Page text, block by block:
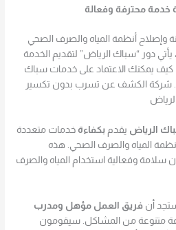
خدمة محترفة وفعالة
وإصلاح أنظمة المياه والصرف الصحي
يأتي دور “سباك الرياض” لتقديم الخدمة
يمكنك الاعتماد على خدمات سباك
شركة الكشف عن تسرب بدون تكسير
الرياض يقدم بكفاءة خدمات متعددة
المياه والصرف الصحي. هذه
سلامة وفعالية استخدام المياه والصرف
أنفريق العمل مؤهل ومدرب
متنوعة من المشاكل. سيقومون